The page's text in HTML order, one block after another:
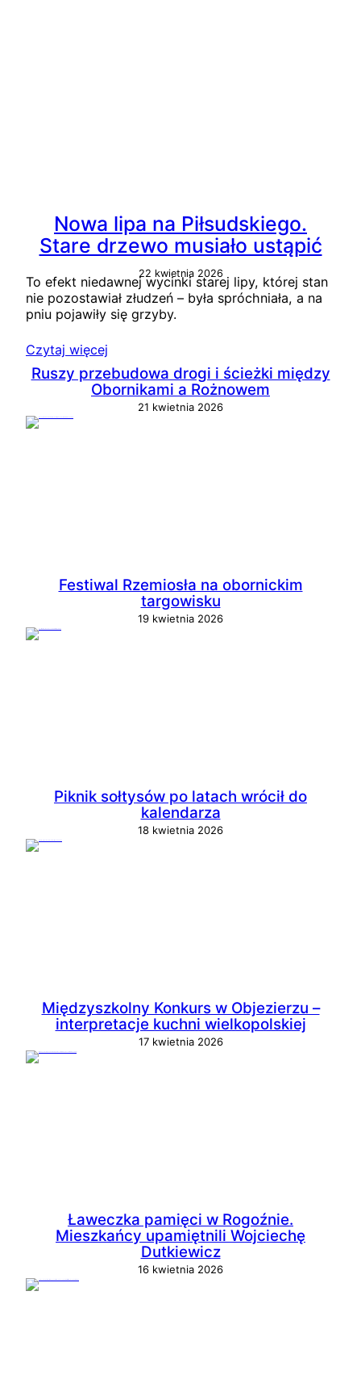
Nowa lipa na Piłsudskiego.
Stare drzewo musiało ustąpić
22 kwietnia 2026
To efekt niedawnej wycinki starej lipy, której stan
nie pozostawiał złudzeń – była spróchniała, a na
pniu pojawiły się grzyby.
Czytaj więcej
Ruszy przebudowa drogi i ścieżki między
Obornikami a Rożnowem
21 kwietnia 2026
Festiwal Rzemiosła na obornickim
targowisku
19 kwietnia 2026
Piknik sołtysów po latach wrócił do
kalendarza
18 kwietnia 2026
Międzyszkolny Konkurs w Objezierzu –
interpretacje kuchni wielkopolskiej
17 kwietnia 2026
Ławeczka pamięci w Rogoźnie.
Mieszkańcy upamiętnili Wojciechę
Dutkiewicz
16 kwietnia 2026